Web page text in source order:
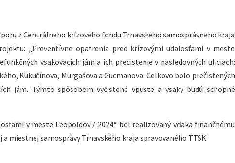
z Centrálneho krízového fondu Trnavského samosprávneho kraja
„Preventívne opatrenia pred krízovými udalosťami v meste
vsakovacích jám a ich prečistenie v nasledovných uliciach:
Kukučínova, Murgašova a Gucmanova. Celkovo bolo prečistených
jám. Týmto spôsobom vyčistené vpuste a vsaky budú schopné
v meste Leopoldov / 2024“ bol realizovaný vďaka finančnému
miestnej samosprávy Trnavského kraja spravovaného TTSK.